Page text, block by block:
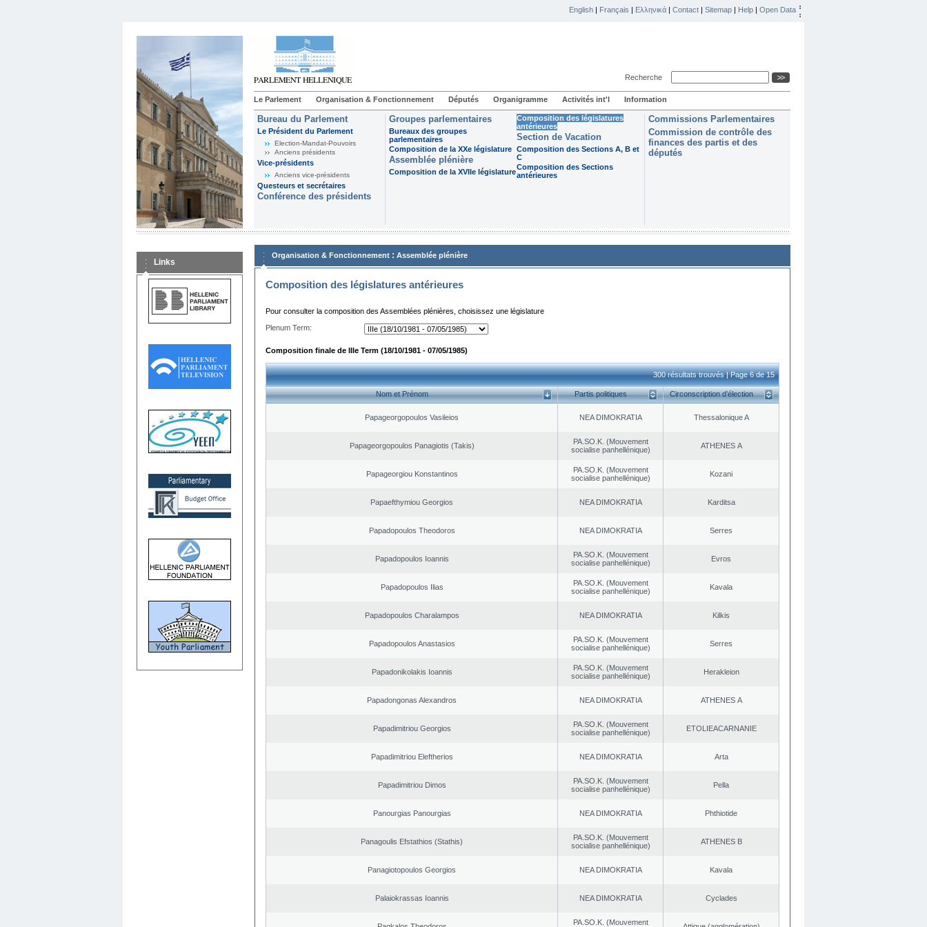
English | Français | Ελληνικά | Contact | Sitemap | Help | Open Data
Recherche
Le Parlement Organisation & Fonctionnement Députés Organigramme Activités int'l Information
Bureau du Parlement
Le Président du Parlement
Election-Mandat-Pouvoirs
Anciens présidents
Vice-présidents
Anciens vice-présidents
Questeurs et secrétaires
Conférence des présidents
Groupes parlementaires
Bureaux des groupes
parlementaires
Composition de la XXe législature
Assemblée plénière
Composition de la XVIIe législature
Composition des législatures
antérieures
Section de Vacation
Composition des Sections A, B et
C
Composition des Sections
antérieures
Commissions Parlementaires
Commission de contrôle des
finances des partis et des
députés
Links
Organisation & Fonctionnement : Assemblée plénière
Composition des législatures antérieures
Pour consulter la composition des Assemblées plénières, choisissez une législature
Plenum Term:
Composition finale de IIIe Term (18/10/1981 - 07/05/1985)
300 résultats trouvés | Page 6 de 15
Nom et Prénom Partis politiques Circonscription d’élection
Papageorgopoulos Vasileios NEA DΙMOKRATIA Thessalonique A
Papageorgopoulos Panagiotis (Takis)
PA.SO.K. (Mouvement
socialise panhellénique)
ATHENES Α
Papageorgiou Konstantinos
PA.SO.K. (Mouvement
socialise panhellénique)
Kozani
Papaefthymiou Georgios NEA DΙMOKRATIA Karditsa
Papadopoulos Theodoros NEA DΙMOKRATIA Serres
Papadopoulos Ioannis
PA.SO.K. (Mouvement
socialise panhellénique)
Evros
Papadopoulos Ilias
PA.SO.K. (Mouvement
socialise panhellénique)
Kavala
Papadopoulos Charalampos NEA DΙMOKRATIA Kilkis
Papadopoulos Anastasios
PA.SO.K. (Mouvement
socialise panhellénique)
Serres
Papadonikolakis Ioannis
PA.SO.K. (Mouvement
socialise panhellénique)
Herakleion
Papadongonas Alexandros NEA DΙMOKRATIA ATHENES Α
Papadimitriou Georgios
PA.SO.K. (Mouvement
socialise panhellénique)
EΤOLIEACARNANIE
Papadimitriou Eleftherios NEA DΙMOKRATIA Arta
Papadimitriou Dimos
PA.SO.K. (Mouvement
socialise panhellénique)
Pella
Panourgias Panourgias NEA DΙMOKRATIA Phthiotide
Panagoulis Efstathios (Stathis)
PA.SO.K. (Mouvement
socialise panhellénique)
ATHENES Β
Panagiotopoulos Georgios NEA DΙMOKRATIA Kavala
Palaiokrassas Ioannis NEA DΙMOKRATIA Cyclades
PA.SO.K. (Mouvement